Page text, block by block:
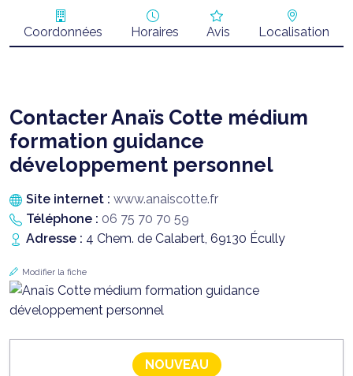
Coordonnées Horaires Avis Localisation
Contacter Anaïs Cotte médium
formation guidance
développement personnel
Site internet : www.anaiscotte.fr
Téléphone : 06 75 70 70 59
Adresse : 4 Chem. de Calabert, 69130 Écully
Modifier la fiche
NOUVEAU